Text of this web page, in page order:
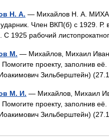
Н. А. — Михайлов Н. А.
Член ВКП(б) с 1929. Р.
С 1925 рабочий
М. — Михайлов, Михаил
Помогите проекту, заполнив
Зильберштейн)
М. И. — Михайлов, Михаил
Помогите проекту, заполнив
Зильберштейн)